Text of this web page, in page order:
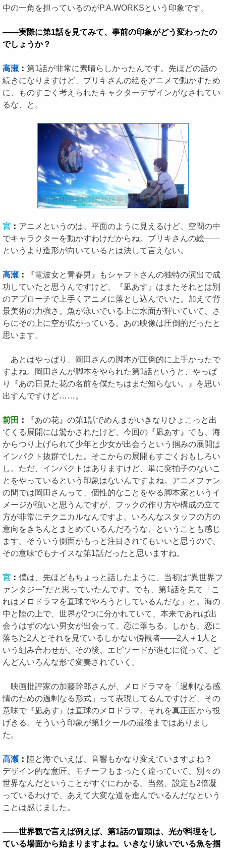
中の一角を担っているのがP.A.WORKSという印象です。
――実際に第1話を見てみて、事前の印象がどう変わったの
でしょうか？
高瀬 ： 第1話が非常に素晴らしかったんです。先ほどの話の
続きになりますけど、ブリキさんの絵をアニメで動かすため
に、ものすごく考えられたキャクターデザインがなされてい
るな、と。
宮 ： アニメというのは、平面のように見えるけど、空間の中
でキャラクターを動かすわけだからね。ブリキさんの絵――
というより造形が向いているとは決して言えない。
高瀬 ：
『電波女と青春男』もシャフトさんの独特の演出で成
功していたと思うんですけど、『凪あす』はまたそれとは別
のアプローチで上手くアニメに落とし込んでいた。加えて背
景美術の力強さ。魚が泳いでいる上に水面が輝いていて、さ
らにその上に空が広がっている。あの映像は圧倒的だったと
思います。
あとはやっぱり、岡田さんの脚本が圧倒的に上手かったで
すよね。岡田さんが脚本をやられた第1話というと、やっぱ
り『あの日見た花の名前を僕たちはまだ知らない。』を思い
出すんですけど……。
前田 ：
『あの花』の第1話でめんまがいきなりひょこっと出
てくる展開には驚かされたけど、今回の『凪あす』でも、海
からつり上げられて少年と少女が出会うという掴みの展開は
インパクト抜群でした。そこからの展開もすごくおもしろい
し。ただ、インパクトはありますけど、単に突拍子のないこ
とをやっているという印象はないんですよね。アニメファン
の間では岡田さんって、個性的なことをやる脚本家というイ
メージが強いと思うんですが、フックの作り方や構成の立て
方が非常にテクニカルなんですよ。いろんなスタッフの方の
意向をきちんとまとめているんだろうな、ということも感じ
ます。そういう側面がもっと注目されてもいいと思うので、
その意味でもナイスな第1話だったと思いますね。
宮 ： 僕は、先ほどもちょっと話したように、当初は“異世界フ
ァンタジー”だと思っていたんです。でも、第1話を見て「こ
れはメロドラマを直球でやろうとしているんだな」と。海の
中と陸の上で、世界が2つに分かれていて、本来であれば出
会うはずのない男女が出会って、恋に落ちる。しかも、恋に
落ちた2人とそれを見ているしかない傍観者――2人＋1人と
いう組み合わせが、その後、エピソードが進むに従って、ど
んどんいろんな形で変奏されていく。
映画批評家の加藤幹郎さんが、メロドラマを「過剰なる感
情のための過剰なる形式」って表現してるんですけど、その
意味で『凪あす』は直球のメロドラマ。それを真正面から投
げきる。そういう印象が第1クールの最後まではありまし
た。
高瀬 ： 陸と海でいえば、音響もかなり変えていますよね？
デザイン的な意匠、モチーフもまったく違っていて、別々の
世界なんだということがすぐにわかる。当然、設定も2倍凝
っているわけで、あえて大変な道を進んでいるんだなという
ことは感じました。
――世界観で言えば例えば、第1話の冒頭は、光が料理をし
ている場面から始まりますよね。いきなり泳いでいる魚を掴